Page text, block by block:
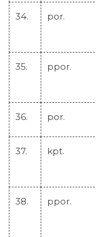
34. por.
35. ppor.
36. por.
37. kpt.
38. ppor.